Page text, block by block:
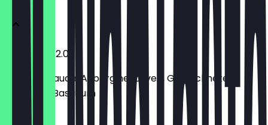
Aubergine 2.0
Tomatensauce, Aubergine, Oliven, Getrocknete
Tomaten, Basilikum
€ 14,00